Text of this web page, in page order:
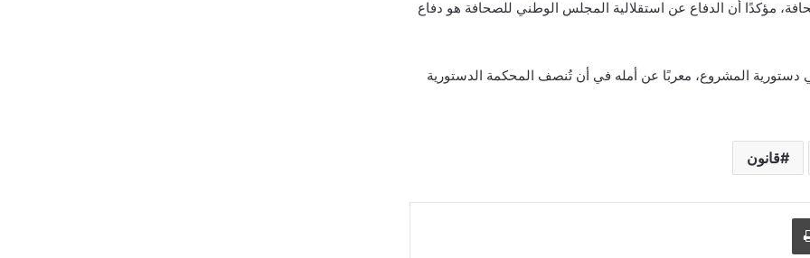
مؤكدًا أن الدفاع عن استقلالية المجلس الوطني للصحافة هو دفاع
المشروع، معربًا عن أمله في أن تُنصف المحكمة الدستورية
قانون
اطبع